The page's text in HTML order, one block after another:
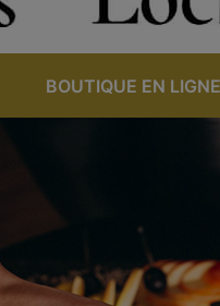
BOUTIQUE EN LIGNE